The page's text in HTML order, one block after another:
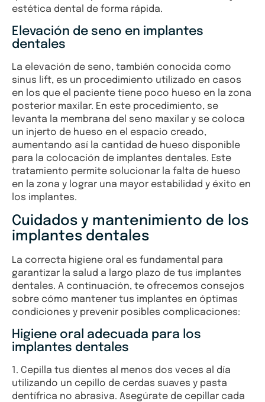
estética dental de forma rápida.
Elevación de seno en implantes
dentales
La elevación de seno, también conocida como
sinus lift, es un procedimiento utilizado en casos
en los que el paciente tiene poco hueso en la zona
posterior maxilar. En este procedimiento, se
levanta la membrana del seno maxilar y se coloca
un injerto de hueso en el espacio creado,
aumentando así la cantidad de hueso disponible
para la colocación de implantes dentales. Este
tratamiento permite solucionar la falta de hueso
en la zona y lograr una mayor estabilidad y éxito en
los implantes.
Cuidados y mantenimiento de los
implantes dentales
La correcta higiene oral es fundamental para
garantizar la salud a largo plazo de tus implantes
dentales. A continuación, te ofrecemos consejos
sobre cómo mantener tus implantes en óptimas
condiciones y prevenir posibles complicaciones:
Higiene oral adecuada para los
implantes dentales
1. Cepilla tus dientes al menos dos veces al día
utilizando un cepillo de cerdas suaves y pasta
dentífrica no abrasiva. Asegúrate de cepillar cada